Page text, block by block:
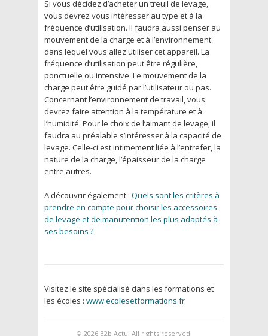
Si vous décidez d’acheter un treuil de levage,
vous devrez vous intéresser au type et à la
fréquence d’utilisation. Il faudra aussi penser au
mouvement de la charge et à l’environnement
dans lequel vous allez utiliser cet appareil. La
fréquence d’utilisation peut être régulière,
ponctuelle ou intensive. Le mouvement de la
charge peut être guidé par l’utilisateur ou pas.
Concernant l’environnement de travail, vous
devrez faire attention à la température et à
l’humidité. Pour le choix de l’aimant de levage, il
faudra au préalable s’intéresser à la capacité de
levage. Celle-ci est intimement liée à l’entrefer, la
nature de la charge, l’épaisseur de la charge
entre autres.
A découvrir également : Quels sont les critères à
prendre en compte pour choisir les accessoires
de levage et de manutention les plus adaptés à
ses besoins ?
Visitez le site spécialisé dans les formations et
les écoles : www.ecolesetformations.fr
© 2026 B2b Actu . All rights reserved.